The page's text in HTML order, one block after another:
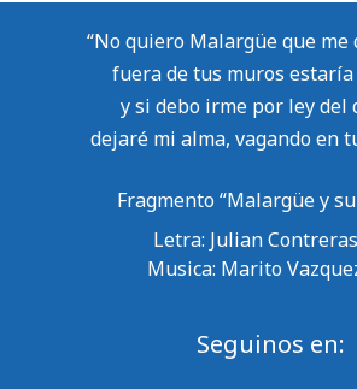
“No quiero Malargüe que me
fuera de tus muros
y si debo irme por ley del
dejaré mi alma, vagando en
Fragmento “Malargüe y
Letra: Julian Contreras
Musica: Marito
Seguinos en: